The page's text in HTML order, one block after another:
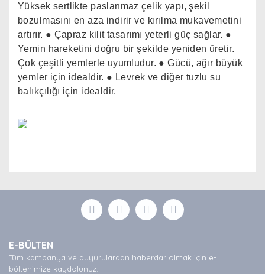
Yüksek sertlikte paslanmaz çelik yapı, şekil
bozulmasını en aza indirir ve kırılma mukavemetini
artırır. ● Çapraz kilit tasarımı yeterli güç sağlar. ●
Yemin hareketini doğru bir şekilde yeniden üretir.
Çok çeşitli yemlerle uyumludur. ● Gücü, ağır büyük
yemler için idealdir. ● Levrek ve diğer tuzlu su
balıkçılığı için idealdir.
Yorum Yaz
formunu kullanarak tarafımıza iletebilirsiniz.
Görüş ve önerileriniz için teşekkür ederiz.
Ürün açıklamasında eksik bilgiler bulunuyor.
Ürün bilgilerinde hatalar bulunuyor.
E-BÜLTEN
Tüm kampanya ve duyurulardan haberdar olmak için e-
bültenimize kaydolunuz.